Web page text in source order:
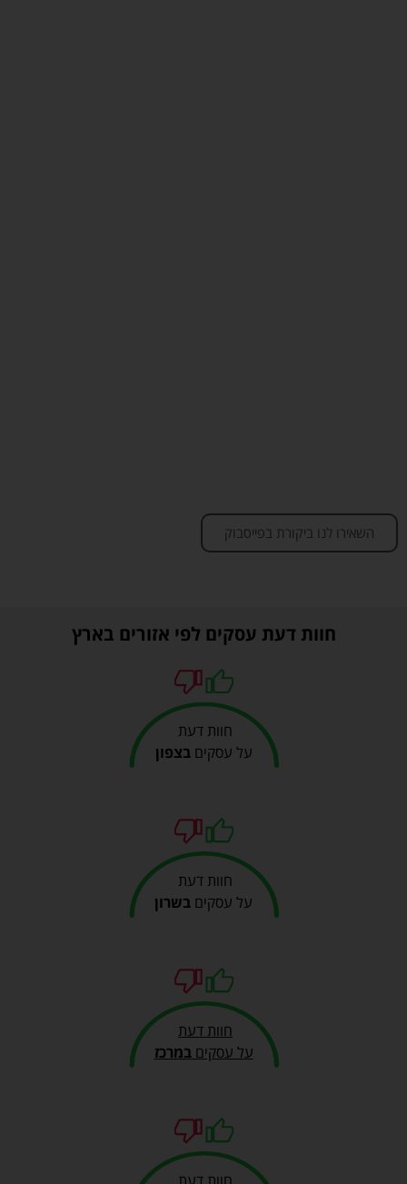
השאירו לנו ביקורת בפייסבוק
חוות דעת עסקים לפי אזורים בארץ
חוות דעת
על עסקיםבצפון
חוות דעת
על עסקים בשרון
חוות דעת
על עסקיםבמרכז